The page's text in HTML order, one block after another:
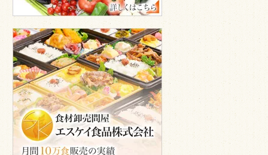
生
管
理
エ
ス
ケ
イ
食
品
株
式
会